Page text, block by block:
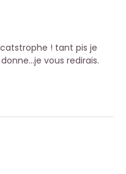
! tant pis je
vous redirais.